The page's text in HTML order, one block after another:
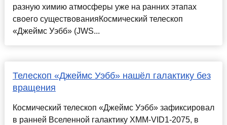
разную химию атмосферы уже на ранних этапах
своего существованияКосмический телескоп
«Джеймс Уэбб» (JWS...
Телескоп «Джеймс Уэбб» нашёл галактику без
вращения
Космический телескоп «Джеймс Уэбб» зафиксировал
в ранней Вселенной галактику XMM-VID1-2075, в